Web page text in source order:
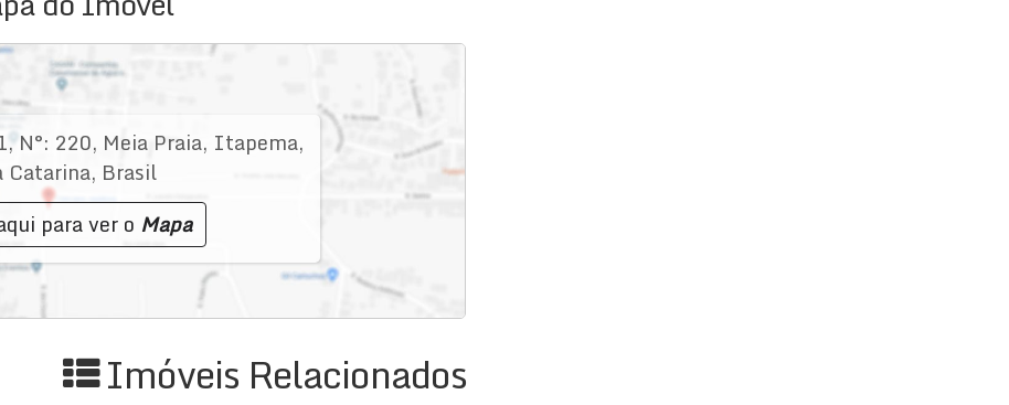
,N°: 220, Meia Praia, Itapema,
Catarina, Brasil
para ver o Mapa
Imóveis Relacionados